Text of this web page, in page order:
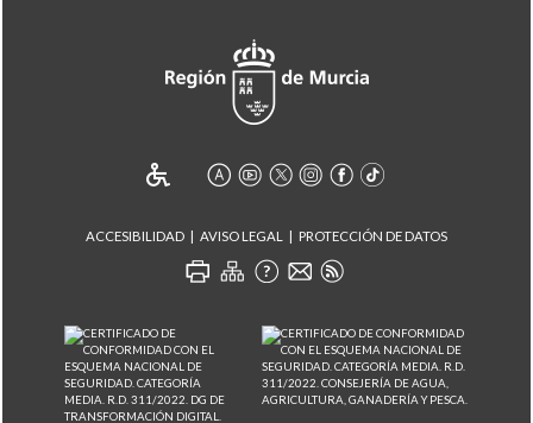
ACCESIBILIDAD AVISO LEGAL PROTECCIÓN DE DATOS